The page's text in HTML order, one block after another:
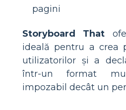
pagini
Storyboard That
ideală pentru a crea
utilizatorilor și a
într-un format
impozabil decât un